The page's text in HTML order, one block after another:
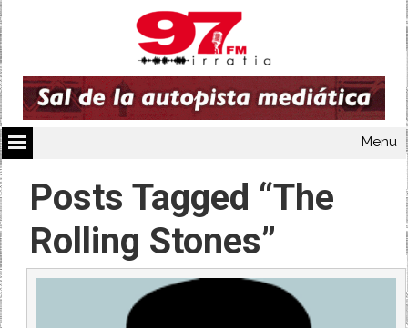
Menu
Posts Tagged “The
Rolling Stones”